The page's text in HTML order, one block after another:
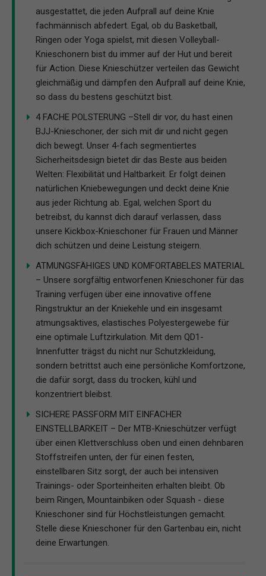
ausgestattet, die jeden Aufprall auf deine Knie
fachmännisch abfedert. Egal, ob du Basketball,
Ringen oder Yoga spielst, mit diesen Volleyball-
Knieschonern bist du immer auf der Hut und bereit
für Action. Diese Knieschützer verteilen das Gewicht
gleichmäßig und dämpfen den Aufprall auf deine Knie,
so dass du bestens geschützt bist.
4 FACHE POLSTERUNG –Stell dir vor, du hast einen
BJJ-Knieschoner, der sich mit dir und nicht gegen
dich bewegt. Unser 4-fach segmentiertes
Sicherheitsdesign bietet dir das Beste aus beiden
Welten: Flexibilität und Haltbarkeit. Er folgt deinen
natürlichen Kniebewegungen und deckt deine Knie
aus jeder Richtung ab. Egal, welchen Sport du
betreibst, du kannst dich darauf verlassen, dass
unsere Kickbox-Knieschoner für Frauen und Männer
dich schützen und deine Leistung steigern.
ATMUNGSFÄHIGES UND KOMFORTABELES MATERIAL
– Unsere sorgfältig entworfenen Knieschoner für das
Training verfügen über eine innovative offene
Ringstruktur an der Kniekehle und ein insgesamt
atmungsaktives, elastisches Polyestergewebe für
eine optimale Luftzirkulation. Mit dem QD1-
Innenfutter trägst du nicht nur Schutzkleidung,
sondern betrittst auch eine persönliche Komfortzone,
die dafür sorgt, dass du trocken, kühl und
konzentriert bleibst.
SICHERE PASSFORM MIT EINFACHER
EINSTELLBARKEIT – Der MTB-Knieschützer verfügt
über einen Klettverschluss oben und einen dehnbaren
Stoffstreifen unten, der für einen festen,
einstellbaren Sitz sorgt, der auch bei intensiven
Trainings- oder Sporteinheiten erhalten bleibt. Ob
beim Ringen, Mountainbiken oder Squash - diese
Knieschoner sind für Höchstleistungen gemacht.
Stelle diese Knieschoner für den Gartenbau ein, nicht
deine Erwartungen.